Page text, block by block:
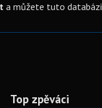
a můžete tuto databázi
Top zpěváci